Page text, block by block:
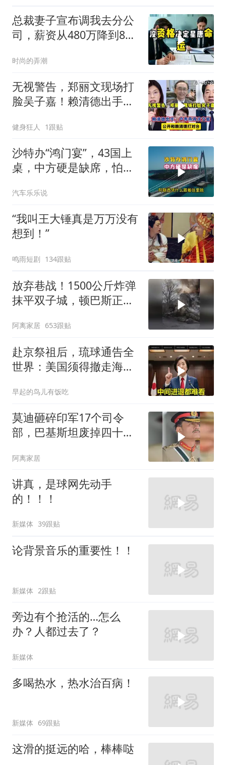
总裁妻子宣布调我去分公
司，薪资从480万降到8
时尚的弄潮
无视警告，郑丽文现场打
脸吴子嘉！赖清德出手，
健身狂人 1跟贴
沙特办“鸿门宴”，43国上
桌，中方硬是缺席，怕得
汽车乐乐说
“我叫王大锤真是万万没有
想到！”
鸣雨短剧 134跟贴
放弃巷战！1500公斤炸弹
抹平双子城，顿巴斯正变
阿离家居 653跟贴
赴京祭祖后，琉球通告全
世界：美国须得撤走海马
早起的鸟儿有饭吃
莫迪砸碎印军17个司令
部，巴基斯坦废掉四十年
变天
阿离家居
讲真，是球网先动手
的！！！
新媒体 39跟贴
论背景音乐的重要性！！
新媒体 2跟贴
旁边有个抢活的…怎么
办？人都过去了？
新媒体
多喝热水，热水治百病！
新媒体 69跟贴
这滑的挺远的哈，棒棒哒